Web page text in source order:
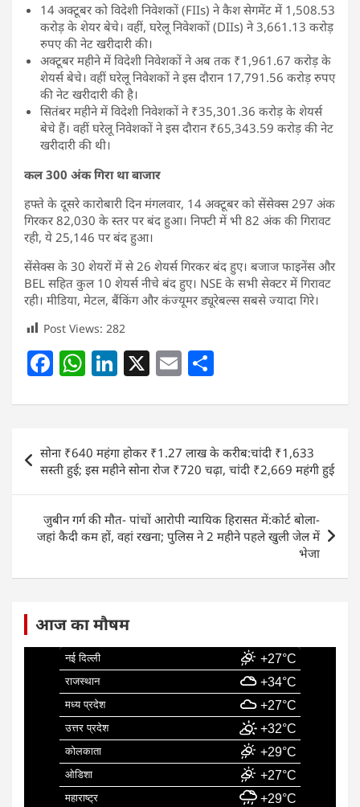
14 अक्टूबर को विदेशी निवेशकों (FIIs) ने कैश सेगमेंट में 1,508.53
करोड़ के शेयर बेचे। वहीं, घरेलू निवेशकों (DIIs) ने 3,661.13 करोड़
रुपए की नेट खरीदारी की।
अक्टूबर महीने में विदेशी निवेशकों ने अब तक ₹1,961.67 करोड़ के
शेयर्स बेचे। वहीं घरेलू निवेशकों ने इस दौरान 17,791.56 करोड़ रुपए
की नेट खरीदारी की है।
सितंबर महीने में विदेशी निवेशकों ने ₹35,301.36 करोड़ के शेयर्स
बेचे हैं। वहीं घरेलू निवेशकों ने इस दौरान ₹65,343.59 करोड़ की नेट
खरीदारी की थी।
कल 300 अंक गिरा था बाजार
हफ्ते के दूसरे कारोबारी दिन मंगलवार, 14 अक्टूबर को सेंसेक्स 297 अंक
गिरकर 82,030 के स्तर पर बंद हुआ। निफ्टी में भी 82 अंक की गिरावट
रही, ये 25,146 पर बंद हुआ।
सेंसेक्स के 30 शेयरों में से 26 शेयर्स गिरकर बंद हुए। बजाज फाइनेंस और
BEL सहित कुल 10 शेयर्स नीचे बंद हुए। NSE के सभी सेक्टर में गिरावट
रही। मीडिया, मेटल, बैंकिंग और कंज्यूमर ड्यूरेबल्स सबसे ज्यादा गिरे।
Post Views: 282
F
c
e
b
o
o
k
W
at
s
A
p
p
Li
k
e
dI
n
X E
ai
l
ar
e
Post
navigation
सोना ₹640 महंगा होकर ₹1.27 लाख के करीब:चांदी ₹1,633
सस्ती हुई; इस महीने सोना रोज ₹720 चढ़ा, चांदी ₹2,669 महंगी हुई
जुबीन गर्ग की मौत- पांचों आरोपी न्यायिक हिरासत में:कोर्ट बोला-
जहां कैदी कम हों, वहां रखना; पुलिस ने 2 महीने पहले खुली जेल में
भेजा
आज का मौषम
नई दिल्ली +27°C
राजस्थान +34°C
मध्य प्रदेश +27°C
उत्तर प्रदेश +32°C
कोलकाता +29°C
ओडिशा +27°C
महाराष्ट्र +29°C